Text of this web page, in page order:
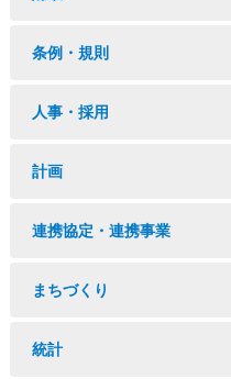
条例・規則
人事・採用
計画
連携協定・連携事業
まちづくり
統計